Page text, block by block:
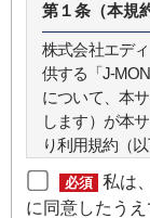
第１条（本規
株式会社エデ
供する「J-
について、本
します）が本
り利用規約（
第２条（本規
必須 私は
に同意したう